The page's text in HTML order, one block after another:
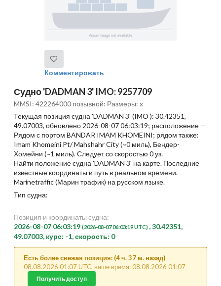
Комментировать
Судно 'DADMAN 3' IMO: 9257709
MMSI: 422264000 позывной: Размеры: x
Текущая позиция судна 'DADMAN 3' (IMO ): 30.42351,
49.07003, обновлено 2026-08-07 06:03:19; расположение —
Рядом с портом BANDAR IMAM KHOMEINI; рядом также:
Imam Khomeini Pt/ Mahshahr City (~0 миль), Бендер-
Хомейни (~1 миль). Следует со скоростью 0 уз.
Найти положение судна 'DADMAN 3' на карте. Последние
известные координаты и путь в реальном времени.
Marinetraffic (Марин трафик) на русском языке.
Тип судна:
Позиция и координаты судна:
2026-08-07 06:03:19 (2026-08-07 06:03:19 UTC) , 30.42351,
49.07003, курс: -1, скорость: 0
Есть более свежая позиция: (4 ч. 37 м. назад)
08.08.2026 01:07 UTC, ваше время: 08.08.2026 01:07
Получить доступ